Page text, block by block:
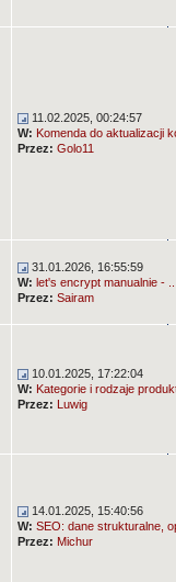
11.02.2025, 00:24:57
W: Komenda do aktualizacji
Przez: Golo11
31.01.2026, 16:55:59
W: let's encrypt manualnie -
Przez: Sairam
10.01.2025, 17:22:04
W: Kategorie i rodzaje
Przez: Luwig
14.01.2025, 15:40:56
W: SEO: dane strukturalne,
Przez: Michur